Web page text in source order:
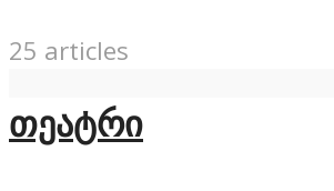
25 articles
თეატრი